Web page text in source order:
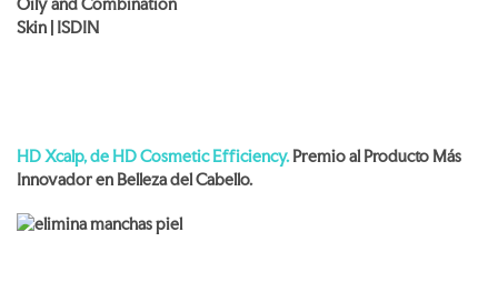
HD Xcalp, de HD Cosmetic Efficiency. Premio al Producto Más
Innovador en Belleza del Cabello.